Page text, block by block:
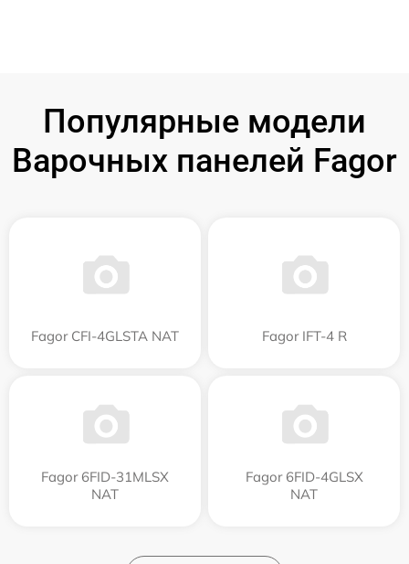
Популярные модели
Варочных панелей Fagor
Fagor CFI-4GLSTA NAT Fagor IFT-4 R
Fagor 6FID-31MLSX
NAT
Fagor 6FID-4GLSX
NAT